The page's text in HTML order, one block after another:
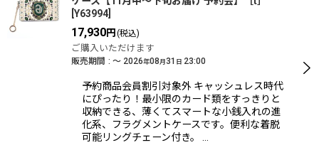
Y63994
17,930円 (税込)
ご購入いただけます
販売期間 : ～ 2026年08月31 日 23:00
予約商品会員割引対象外 キャッシュレス時代
にぴったり！最小限のカード類をすっきりと
収納できる、薄くてスマートな小銭入れの進
化系、フラグメントケースです。便利な着脱
可能リングチェーン付き。 …